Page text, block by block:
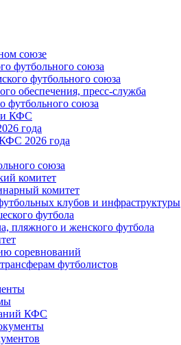
союзе
футбольного союза
футбольного союза
обеспечения, пресс-служба
футбольного союза
КФС
года
2026 года
союза
комитет
комитет
клубов и инфраструктуры
футбола
пляжного и женского футбола
соревнований
футболистов
КФС